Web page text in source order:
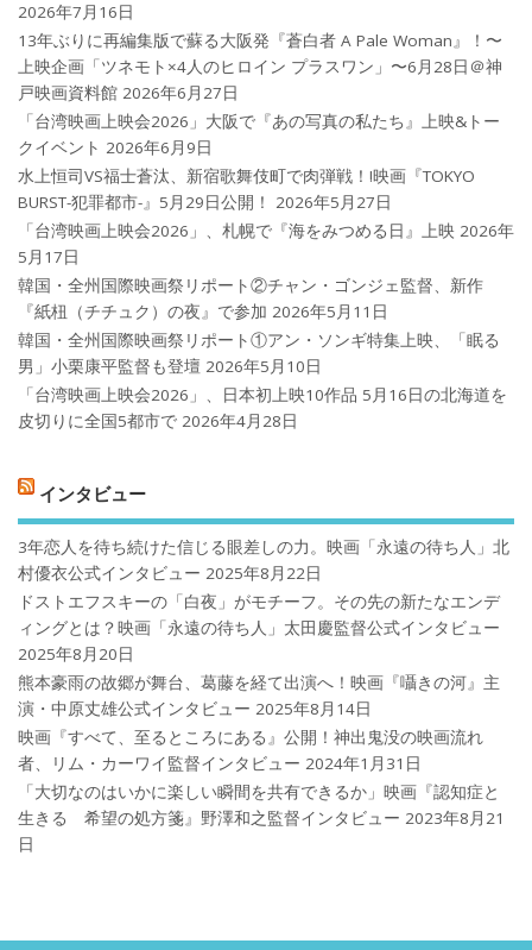
2026年7月16日
13年ぶりに再編集版で蘇る大阪発『蒼白者 A Pale Woman』！〜
上映企画「ツネモト×4人のヒロイン プラスワン」〜6月28日＠神
戸映画資料館 2026年6月27日
「台湾映画上映会2026」大阪で『あの写真の私たち』上映&トー
クイベント 2026年6月9日
水上恒司VS福士蒼汰、新宿歌舞伎町で肉弾戦！!映画『TOKYO
BURST-犯罪都市-』5月29日公開！
2026年5月27日
「台湾映画上映会2026」、札幌で『海をみつめる日』上映 2026年
5月17日
韓国・全州国際映画祭リポート②チャン・ゴンジェ監督、新作
『紙杻（チチュク）の夜』で参加 2026年5月11日
韓国・全州国際映画祭リポート①アン・ソンギ特集上映、「眠る
男」小栗康平監督も登壇 2026年5月10日
「台湾映画上映会2026」、日本初上映10作品 5月16日の北海道を
皮切りに全国5都市で 2026年4月28日
インタビュー
3年恋人を待ち続けた信じる眼差しの力。映画「永遠の待ち人」北
村優衣公式インタビュー 2025年8月22日
ドストエフスキーの「白夜」がモチーフ。その先の新たなエンデ
ィングとは？映画「永遠の待ち人」太田慶監督公式インタビュー
2025年8月20日
熊本豪雨の故郷が舞台、葛藤を経て出演へ！映画『囁きの河』主
演・中原丈雄公式インタビュー 2025年8月14日
映画『すべて、至るところにある』公開！神出鬼没の映画流れ
者、リム・カーワイ監督インタビュー 2024年1月31日
「大切なのはいかに楽しい瞬間を共有できるか」映画『認知症と
生きる 希望の処方箋』野澤和之監督インタビュー 2023年8月21
日